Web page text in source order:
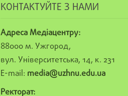
КОНТАКТУЙТЕ З НАМИ
Адреса Медіацентру:
88000 м. Ужгород,
вул. Університетська, 14, к. 231
E-mail: media@uzhnu.edu.ua
Ректорат: